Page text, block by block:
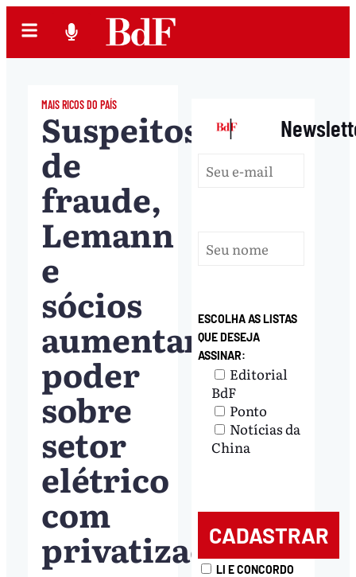
MAIS RICOS DO PAÍS
Suspeitos
de
fraude,
Lemann
e
sócios
aumentam
poder
sobre
setor
elétrico
com
privatizações
|
ESCOLHA AS LISTAS
QUE DESEJA
ASSINAR:
Editorial
BdF
Ponto
Notícias da
China
LI E CONCORDO